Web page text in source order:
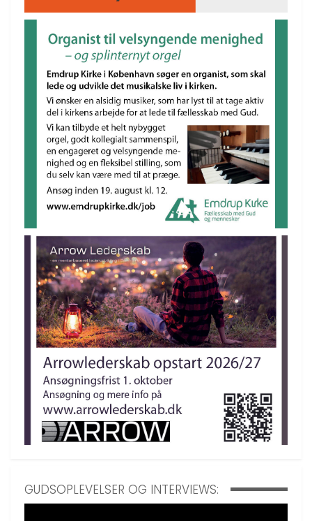
GUDSOPLEVELSER OG INTERVIEWS: